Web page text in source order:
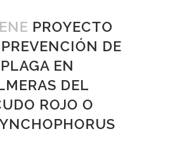
PROYECTO
DE
EN
DEL
ROJO O